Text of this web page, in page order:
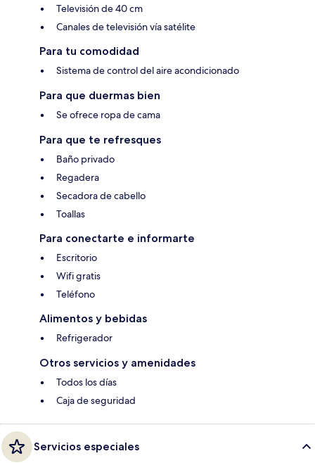
Televisión de 40 cm
Canales de televisión vía satélite
Para tu comodidad
Sistema de control del aire acondicionado
Para que duermas bien
Se ofrece ropa de cama
Para que te refresques
Baño privado
Regadera
Secadora de cabello
Toallas
Para conectarte e informarte
Escritorio
Wifi gratis
Teléfono
Alimentos y bebidas
Refrigerador
Otros servicios y amenidades
Todos los días
Caja de seguridad
Servicios especiales